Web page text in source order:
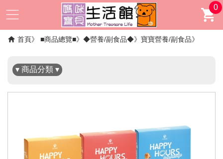
0
首頁 ■商品總覽■ ◆營養/副食品◆ 寶寶營養/副食品
▾ 商品分類 ▾
✖